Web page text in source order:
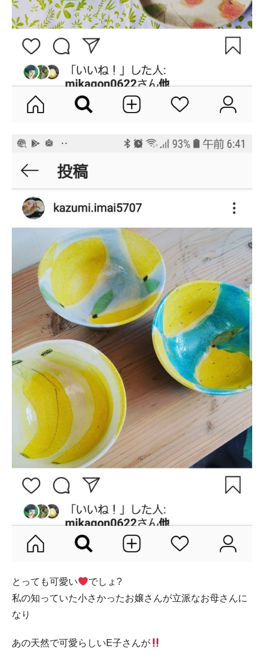
とっても可愛い
でしょ?
私の知っていた小さかったお嬢さんが立派なお母さんに
なり
あの天然で可愛らしいE子さんが